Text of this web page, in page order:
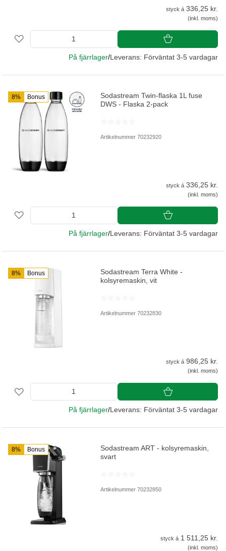
styck á 336,25 kr.
(inkl. moms)
På fjärrlager/Leverans: Förväntat 3-5 vardagar
8% Bonus
Sodastream Twin-flaska 1L fuse
DWS - Flaska 2-pack
Artikelnummer 70232920
styck á 336,25 kr.
(inkl. moms)
På fjärrlager/Leverans: Förväntat 3-5 vardagar
8% Bonus
Sodastream Terra White -
kolsyremaskin, vit
Artikelnummer 70232830
styck á 986,25 kr.
(inkl. moms)
På fjärrlager/Leverans: Förväntat 3-5 vardagar
8% Bonus
Sodastream ART - kolsyremaskin,
svart
Artikelnummer 70232850
styck á 1 511,25 kr.
(inkl. moms)